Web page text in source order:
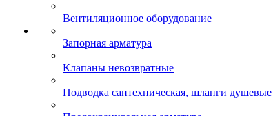
Вентиляционное оборудование
Запорная арматура
Клапаны невозвратные
Подводка сантехническая, шланги душевые